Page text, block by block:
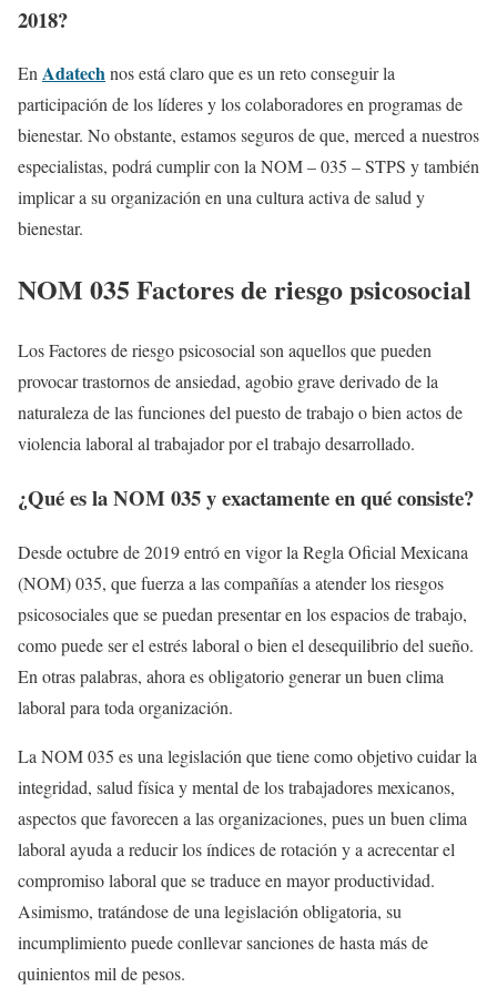
2018?
EnAdatechnos está claro que es un reto conseguir la
participación de los líderes y los colaboradores en programas de
bienestar. No obstante, estamos seguros de que, merced a nuestros
especialistas, podrá cumplir con la NOM – 035 – STPS y también
implicar a su organización en una cultura activa de salud y
bienestar.
NOM 035 Factores de riesgo psicosocial
Los Factores de riesgo psicosocial son aquellos que pueden
provocar trastornos de ansiedad, agobio grave derivado de la
naturaleza de las funciones del puesto de trabajo o bien actos de
violencia laboral al trabajador por el trabajo desarrollado.
¿Qué es la NOM 035 y exactamente en qué consiste?
Desde octubre de 2019 entró en vigor la Regla Oficial Mexicana
(NOM) 035, que fuerza a las compañías a atender los riesgos
psicosociales que se puedan presentar en los espacios de trabajo,
como puede ser el estrés laboral o bien el desequilibrio del sueño.
En otras palabras, ahora es obligatorio generar un buen clima
laboral para toda organización.
La NOM 035 es una legislación que tiene como objetivo cuidar la
integridad, salud física y mental de los trabajadores mexicanos,
aspectos que favorecen a las organizaciones, pues un buen clima
laboral ayuda a reducir los índices de rotación y a acrecentar el
compromiso laboral que se traduce en mayor productividad.
Asimismo, tratándose de una legislación obligatoria, su
incumplimiento puede conllevar sanciones de hasta más de
quinientos mil de pesos.